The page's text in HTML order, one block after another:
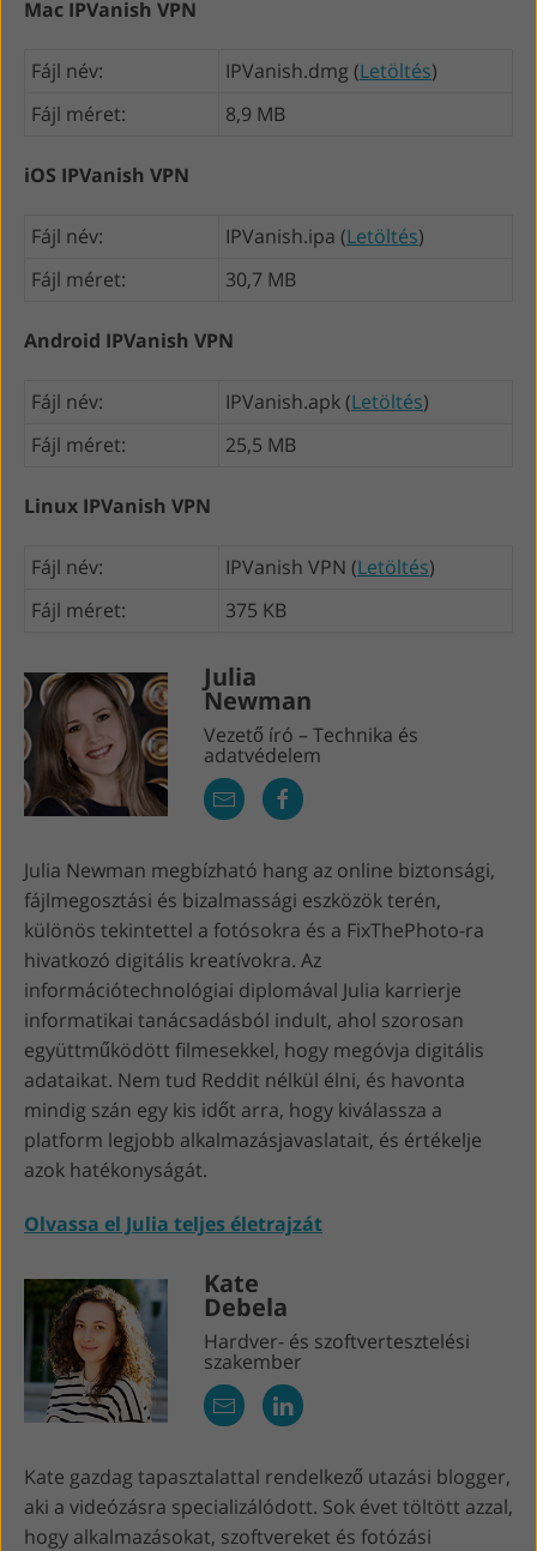
Mac IPVanish VPN
Fájl név: IPVanish.dmg (Letöltés)
Fájl méret:
8,9 MB
iOS IPVanish VPN
Fájl név: IPVanish.ipa (Letöltés)
Fájl méret:
30,7 MB
Android IPVanish VPN
Fájl név: IPVanish.apk (Letöltés)
Fájl méret:
25,5 MB
Linux IPVanish VPN
Fájl név: IPVanish VPN (Letöltés)
Fájl méret:
375 KB
Julia
Newman
Vezető író – Technika és
adatvédelem
Julia Newman megbízható hang az online biztonsági,
fájlmegosztási és bizalmassági eszközök terén,
különös tekintettel a fotósokra és a FixThePhoto-ra
hivatkozó digitális kreatívokra. Az
információtechnológiai diplomával Julia karrierje
informatikai tanácsadásból indult, ahol szorosan
együttműködött filmesekkel, hogy megóvja digitális
adataikat. Nem tud Reddit nélkül élni, és havonta
mindig szán egy kis időt arra, hogy kiválassza a
platform legjobb alkalmazásjavaslatait, és értékelje
azok hatékonyságát.
Olvassa el Julia teljes életrajzát
Kate
Debela
Hardver- és szoftvertesztelési
szakember
Kate gazdag tapasztalattal rendelkező utazási blogger,
aki a videózásra specializálódott. Sok évet töltött azzal,
hogy alkalmazásokat, szoftvereket és fotózási